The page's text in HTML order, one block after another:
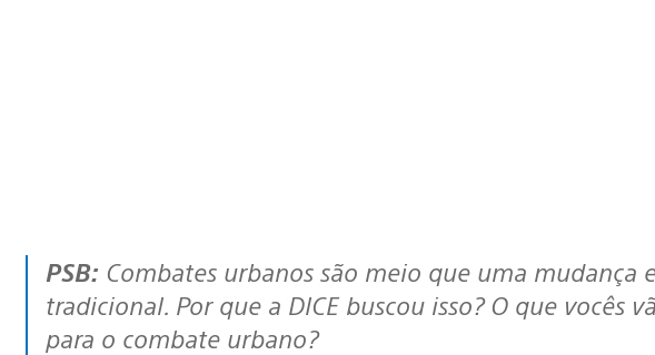
PSB: Combates urbanos são meio que uma mudança
tradicional. Por que a DICE buscou isso? O que vocês
para o combate urbano?